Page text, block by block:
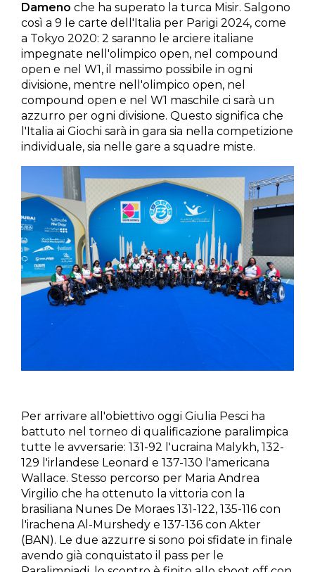
Dameno​ che ha superato la turca Misir. Salgono
così a 9 le carte del​l'Italia per Parigi 2024, come
a Tokyo 202​0: ​2 saranno le arciere italiane
impegnate nell'olimpico​ open, nel compound​
open e nel W1, il massimo possibile in ogni
divisione, mentre nell'olimpico​ open, nel
compound ​open e nel W1 maschile ci sarà un
azzurro per ogni divisione.​ Questo significa che
l'Italia ai Giochi sarà in gara sia nella competizione
individuale, sia nelle gare a squadre miste.
Per arrivare all'obiettivo oggi Giulia Pesci ha
battuto nel torneo di qualificazione paralimpica
tutte le avversarie: 131-92 l'ucraina Malykh, 132-
129 l'irlandese Leonard e 137-130 l'americana
Wallace. Stesso percorso per Maria Andrea
Virgilio che ha ottenuto la vittoria con la
brasiliana Nunes De Moraes 131-122, 135-116 con
l'irachena Al-Murshedy e 137-136 con Akter
(BAN). Le due azzurre si sono poi sfidate in finale
avendo già conquistato il pass per le